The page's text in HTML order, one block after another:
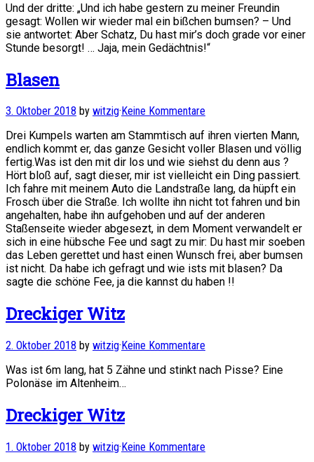
Und der dritte: „Und ich habe gestern zu meiner Freundin
gesagt: Wollen wir wieder mal ein bißchen bumsen? – Und
sie antwortet: Aber Schatz, Du hast mir’s doch grade vor einer
Stunde besorgt! … Jaja, mein Gedächtnis!“
Blasen
3. Oktober 2018 by witzig· Keine Kommentare
Drei Kumpels warten am Stammtisch auf ihren vierten Mann,
endlich kommt er, das ganze Gesicht voller Blasen und völlig
fertig.Was ist den mit dir los und wie siehst du denn aus ?
Hört bloß auf, sagt dieser, mir ist vielleicht ein Ding passiert.
Ich fahre mit meinem Auto die Landstraße lang, da hüpft ein
Frosch über die Straße. Ich wollte ihn nicht tot fahren und bin
angehalten, habe ihn aufgehoben und auf der anderen
Staßenseite wieder abgesezt, in dem Moment verwandelt er
sich in eine hübsche Fee und sagt zu mir: Du hast mir soeben
das Leben gerettet und hast einen Wunsch frei, aber bumsen
ist nicht. Da habe ich gefragt und wie ists mit blasen? Da
sagte die schöne Fee, ja die kannst du haben !!
Dreckiger Witz
2. Oktober 2018 by witzig· Keine Kommentare
Was ist 6m lang, hat 5 Zähne und stinkt nach Pisse? Eine
Polonäse im Altenheim…
Dreckiger Witz
1. Oktober 2018 by witzig·Keine Kommentare